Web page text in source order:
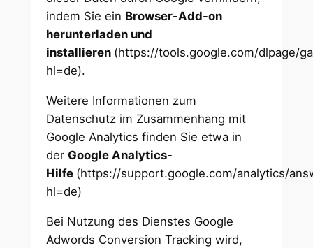
indem Sie ein Browser-Add-on
herunterladen und
installieren (https://tools.google.com/dlpage/
hl=de).
Weitere Informationen zum
Datenschutz im Zusammenhang mit
Google Analytics finden Sie etwa in
der Google Analytics-
Hilfe (https://support.google.com/analytics/
hl=de)
Bei Nutzung des Dienstes Google
Adwords Conversion Tracking wird,